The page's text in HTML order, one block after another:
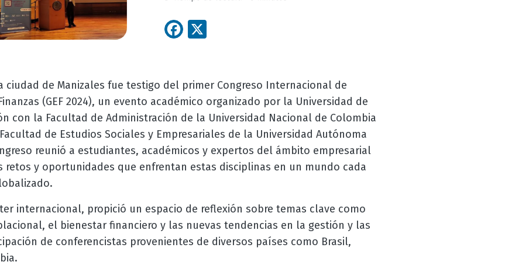
Facebook
ciudad de Manizales fue testigo del primer Congreso Internacional de
(GEF 2024), un evento académico organizado por la Universidad de
con la Facultad de Administración de la Universidad Nacional de Colombia
de Estudios Sociales y Empresariales de la Universidad Autónoma
reunió a estudiantes, académicos y expertos del ámbito empresarial
retos y oportunidades que enfrentan estas disciplinas en un mundo cada
internacional, propició un espacio de reflexión sobre temas clave como
el bienestar financiero y las nuevas tendencias en la gestión y las
de conferencistas provenientes de diversos países como Brasil,